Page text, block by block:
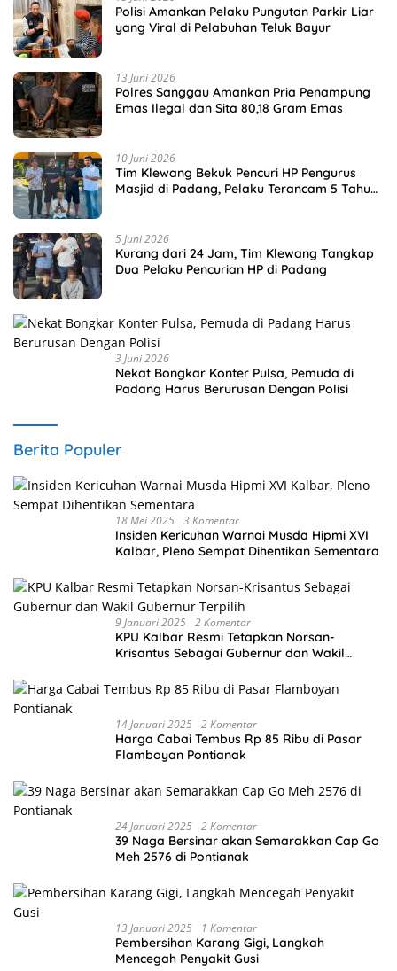
Polisi Amankan Pelaku Pungutan Parkir Liar
yang Viral di Pelabuhan Teluk Bayur
13 Juni 2026
Polres Sanggau Amankan Pria Penampung
Emas Ilegal dan Sita 80,18 Gram Emas
10 Juni 2026
Tim Klewang Bekuk Pencuri HP Pengurus
Masjid di Padang, Pelaku Terancam 5 Tahun
5 Juni 2026
Kurang dari 24 Jam, Tim Klewang Tangkap
Dua Pelaku Pencurian HP di Padang
3 Juni 2026
Nekat Bongkar Konter Pulsa, Pemuda di
Padang Harus Berurusan Dengan Polisi
Berita Populer
18 Mei 2025 3 Komentar
Insiden Kericuhan Warnai Musda Hipmi XVI
Kalbar, Pleno Sempat Dihentikan Sementara
9 Januari 2025 2 Komentar
KPU Kalbar Resmi Tetapkan Norsan-
Krisantus Sebagai Gubernur dan Wakil
14 Januari 2025 2 Komentar
Harga Cabai Tembus Rp 85 Ribu di Pasar
Flamboyan Pontianak
24 Januari 2025 2 Komentar
39 Naga Bersinar akan Semarakkan Cap Go
Meh 2576 di Pontianak
13 Januari 2025 1 Komentar
Pembersihan Karang Gigi, Langkah
Mencegah Penyakit Gusi